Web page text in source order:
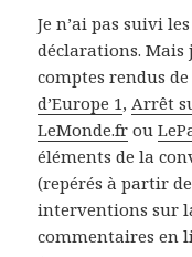
Je n’ai pas suivi
déclarations. Mais
comptes rendus
d’Europe 1, Arrêt
LeMonde.fr ou
éléments de la
(repérés à partir
interventions sur
commentaires en